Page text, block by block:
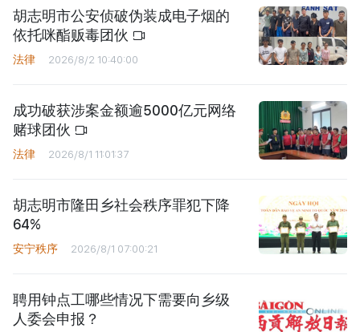
胡志明市公安侦破伪装成电子烟的
依托咪酯贩毒团伙
法律 2026/8/2 10:40:00
成功破获涉案金额逾5000亿元网络
赌球团伙
法律 2026/8/1 11:01:37
胡志明市隆田乡社会秩序罪犯下降
64%
安宁秩序 2026/8/1 07:00:21
聘用钟点工哪些情况下需要向乡级
人委会申报？